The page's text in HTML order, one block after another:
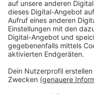
ten Hag kursieren,
arbeite hart an einer
sein sollen unter
Postecoglou – der
Europa League
Anzeige